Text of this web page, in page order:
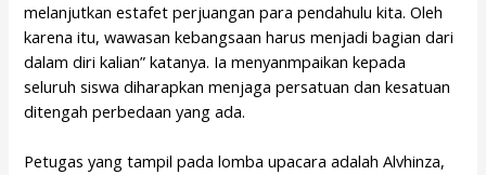
melanjutkan estafet perjuangan para pendahulu kita. Oleh
karena itu, wawasan kebangsaan harus menjadi bagian dari
dalam diri kalian” katanya. Ia menyanmpaikan kepada
seluruh siswa diharapkan menjaga persatuan dan kesatuan
ditengah perbedaan yang ada.
Petugas yang tampil pada lomba upacara adalah Alvhinza,